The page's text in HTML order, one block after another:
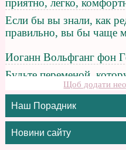
Щоб додати
Наш Порадник
Новини сайту